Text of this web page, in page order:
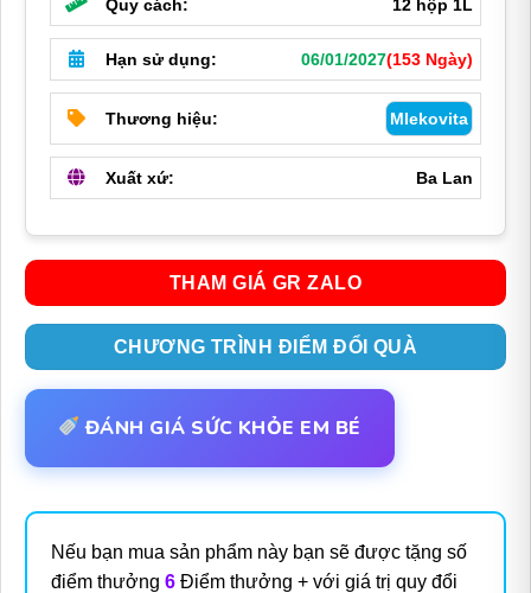
Quy cách: 12 hộp 1L
Hạn sử dụng: 06/01/2027(153 Ngày)
Thương hiệu: Mlekovita
Xuất xứ: Ba Lan
THAM GIÁ GR ZALO
CHƯƠNG TRÌNH ĐIỂM ĐỔI QUÀ
ĐÁNH GIÁ SỨC KHỎE EM BÉ
Nếu bạn mua sản phẩm này bạn sẽ được tặng số
điểm thưởng 6 Điểm thưởng + với giá trị quy đổi